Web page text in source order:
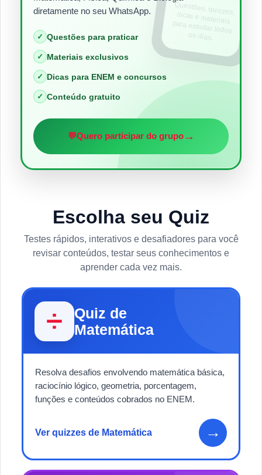
diretamente no seu WhatsApp.
✓ Questões para praticar
✓ Materiais exclusivos
✓ Dicas para ENEM e concursos
✓ Conteúdo gratuito
💬Quero participar do grupo→
Questões, quizzes,
dicas e materiais
para estudar todos
os dias.
Escolha seu Quiz
Testes rápidos, interativos e desafiadores para você
revisar conteúdos, testar seus conhecimentos e
aprender cada vez mais.
➗
Quiz de
Matemática
Resolva desafios envolvendo matemática básica,
raciocínio lógico, geometria, porcentagem,
funções e conteúdos cobrados no ENEM.
Ver quizzes de Matemática →